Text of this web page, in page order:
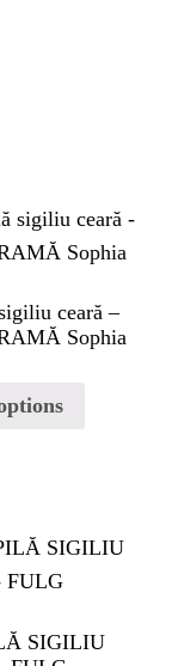
ceară –
Sophia
SIGILIU